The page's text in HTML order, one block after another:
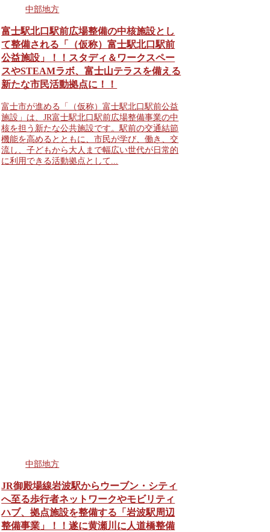
中部地方
富士駅北口駅前広場整備の中核施設とし
て整備される「（仮称）富士駅北口駅前
公益施設」！！スタディ＆ワークスペー
スやSTEAMラボ、富士山テラスを備える
新たな市民活動拠点に！！
富士市が進める「（仮称）富士駅北口駅前公益
施設」は、JR富士駅北口駅前広場整備事業の中
核を担う新たな公共施設です。駅前の交通結節
機能を高めるとともに、市民が学び、働き、交
流し、子どもから大人まで幅広い世代が日常的
に利用できる活動拠点として...
中部地方
JR御殿場線岩波駅からウーブン・シティ
へ至る歩行者ネットワークやモビリティ
ハブ、拠点施設を整備する「岩波駅周辺
整備事業」！！遂に黄瀬川に人道橋整備